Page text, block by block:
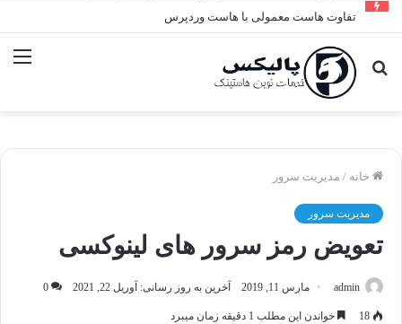
تفاوت هاست معمولی با هاست وردپرس
جستجو
برای
خانه / مدیریت سرور
مدیریت سرور
تعویض رمز سرور های لینوکسی
admin مارس 11, 2019 آخرین به روز رسانی: آوریل 22, 2021 0
18 خواندن این مطلب 1 دقیقه زمان میبرد